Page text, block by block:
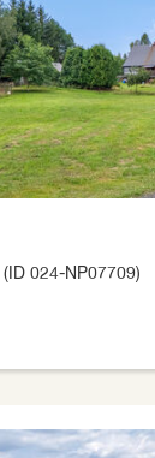
(ID 024-NP07709)